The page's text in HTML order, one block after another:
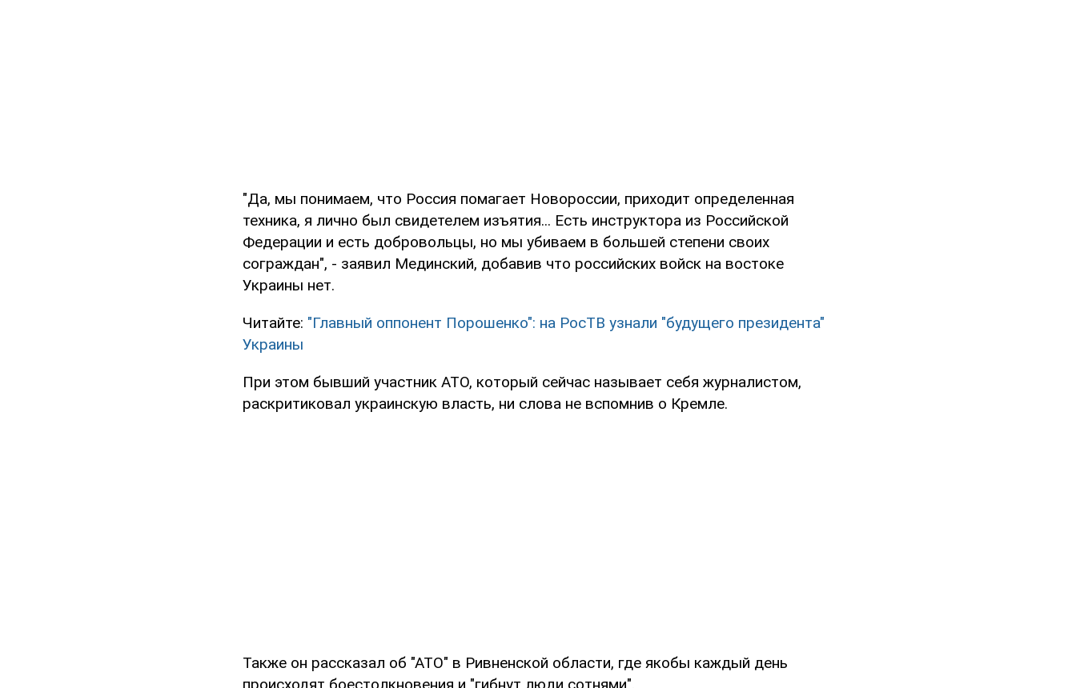
"Да, мы понимаем, что Россия помагает Новороссии, приходит определенная
техника, я лично был свидетелем изъятия... Есть инструктора из Российской
Федерации и есть добровольцы, но мы убиваем в большей степени своих
сограждан", - заявил Мединский, добавив что российских войск на востоке
Украины нет.
Читайте: "Главный оппонент Порошенко": на РосТВ узнали "будущего президента"
Украины
При этом бывший участник АТО, который сейчас называет себя журналистом,
раскритиковал украинскую власть, ни слова не вспомнив о Кремле.
Также он рассказал об "АТО" в Ривненской области, где якобы каждый день